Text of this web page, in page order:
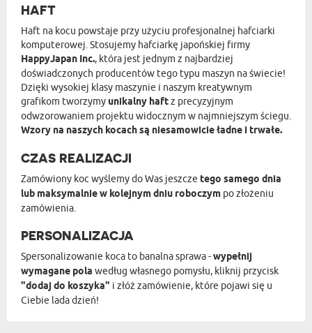
HAFT
Haft na kocu powstaje przy użyciu profesjonalnej hafciarki
komputerowej. Stosujemy hafciarkę japońskiej firmy
HappyJapan Inc., która jest jednym z najbardziej
doświadczonych producentów tego typu maszyn na świecie!
Dzięki wysokiej klasy maszynie i naszym kreatywnym
grafikom tworzymy unikalny haftz precyzyjnym
odwzorowaniem projektu widocznym w najmniejszym ściegu.
Wzory na naszych kocach są niesamowicie ładne i trwałe.
CZAS REALIZACJI
Zamówiony koc wyślemy do Was jeszcze tego samego dnia
lub maksymalnie w kolejnym dniu roboczym po złożeniu
zamówienia.
PERSONALIZACJA
Spersonalizowanie koca to banalna sprawa -wypełnij
wymagane pola według własnego pomysłu, kliknij przycisk
"dodaj do koszyka" i złóż zamówienie, które pojawi się u
Ciebie lada dzień!